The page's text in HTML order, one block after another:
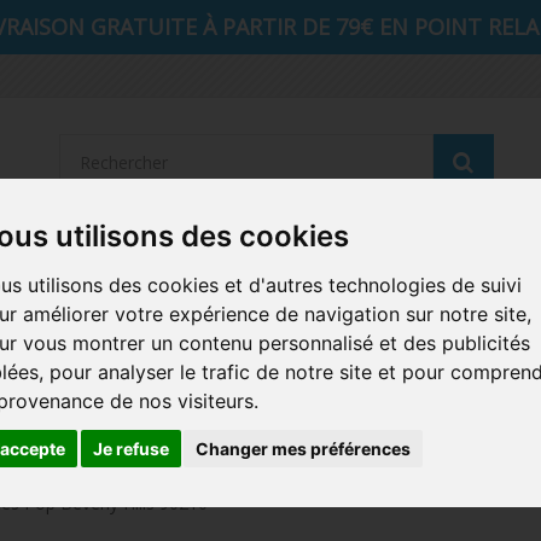
utilisons des cookies
utilisons des cookies et d'autres technologies de suivi
améliorer votre expérience de navigation sur notre site,
vous montrer un contenu personnalisé et des publicités
pour analyser le trafic de notre site et pour
de nos visiteurs.
Je refuse Changer mes préférences
GRATUITE À PARTIR DE 79€ EN POINT
AUTRES COMICS MUSIQUE SPORTS POP
FUNKO HOME FUNKO VINYL SODA RETRO
CARTE A JOUER
Pop Beverly Hills 90210